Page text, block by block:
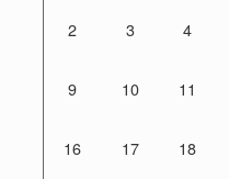
2 3 4
9 10 11
16 17 18